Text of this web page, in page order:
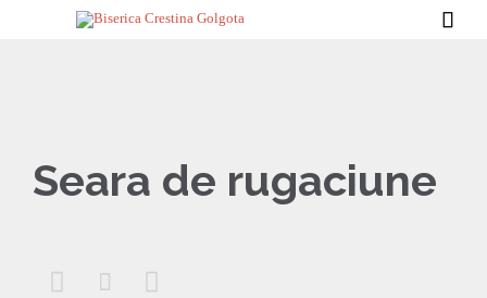

Seara de rugaciune
  